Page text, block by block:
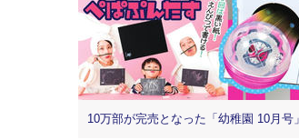
10万部が完売となった「幼稚園 10月号」